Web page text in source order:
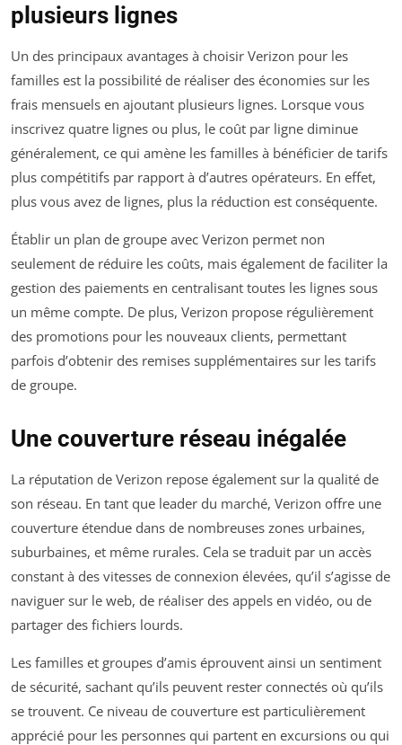
plusieurs lignes
Un des principaux avantages à choisir Verizon pour les
familles est la possibilité de réaliser des économies sur les
frais mensuels en ajoutant plusieurs lignes. Lorsque vous
inscrivez quatre lignes ou plus, le coût par ligne diminue
généralement, ce qui amène les familles à bénéficier de tarifs
plus compétitifs par rapport à d’autres opérateurs. En effet,
plus vous avez de lignes, plus la réduction est conséquente.
Établir un plan de groupe avec Verizon permet non
seulement de réduire les coûts, mais également de faciliter la
gestion des paiements en centralisant toutes les lignes sous
un même compte. De plus, Verizon propose régulièrement
des promotions pour les nouveaux clients, permettant
parfois d’obtenir des remises supplémentaires sur les tarifs
de groupe.
Une couverture réseau inégalée
La réputation de Verizon repose également sur la qualité de
son réseau. En tant que leader du marché, Verizon offre une
couverture étendue dans de nombreuses zones urbaines,
suburbaines, et même rurales. Cela se traduit par un accès
constant à des vitesses de connexion élevées, qu’il s’agisse de
naviguer sur le web, de réaliser des appels en vidéo, ou de
partager des fichiers lourds.
Les familles et groupes d’amis éprouvent ainsi un sentiment
de sécurité, sachant qu’ils peuvent rester connectés où qu’ils
se trouvent. Ce niveau de couverture est particulièrement
apprécié pour les personnes qui partent en excursions ou qui